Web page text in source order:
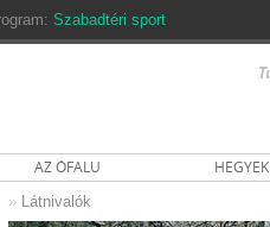
Szabadtéri sport
AZ ÓFALU
» Látnivalók